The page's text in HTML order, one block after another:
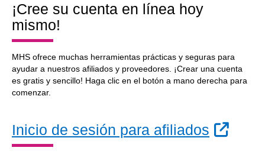
¡Cree su cuenta en línea hoy
mismo!
MHS ofrece muchas herramientas prácticas y seguras para
ayudar a nuestros afiliados y proveedores. ¡Crear una cuenta
es gratis y sencillo! Haga clic en el botón a mano derecha para
comenzar.
Inicio de sesión para afiliados Sitio